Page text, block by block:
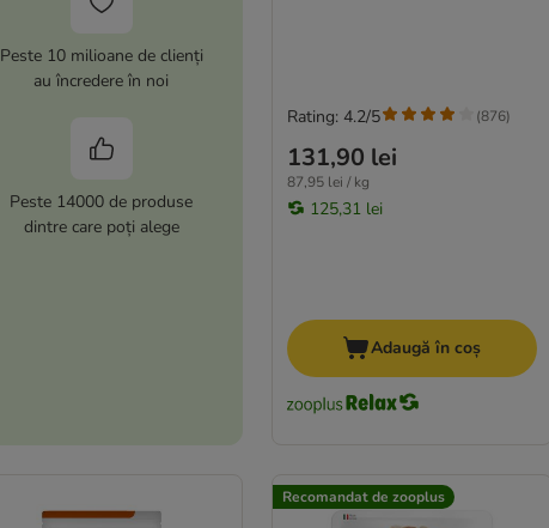
Peste 10 milioane de clienți
au încredere în noi
Peste 14000 de produse
dintre care poți alege
131,90 lei
87,95 lei / kg
125,31 lei
Rating: 4.2/5 (876)
Adaugă în coș
Recomandat de zooplus